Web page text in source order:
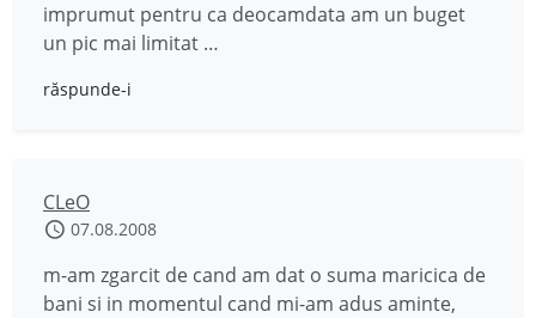
imprumut pentru ca deocamdata am un buget
un pic mai limitat …
răspunde-i
CLeO
07.08.2008
m-am zgarcit de cand am dat o suma maricica de
bani si in momentul cand mi-am adus aminte,